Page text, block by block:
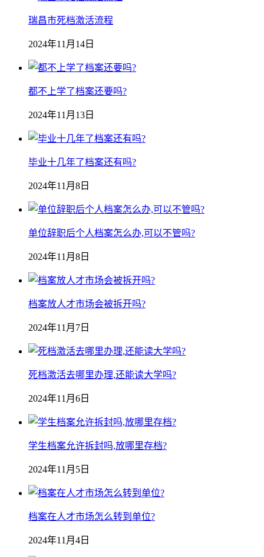
瑞昌市死档激活流程
2024年11月14日
都不上学了档案还要吗?
2024年11月13日
毕业十几年了档案还有吗?
2024年11月8日
单位辞职后个人档案怎么办,可以不管吗?
2024年11月8日
档案放人才市场会被拆开吗?
2024年11月7日
死档激活去哪里办理,还能读大学吗?
2024年11月6日
学生档案允许拆封吗,放哪里存档?
2024年11月5日
档案在人才市场怎么转到单位?
2024年11月4日